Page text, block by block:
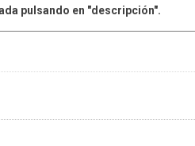
pulsando en "descripción".